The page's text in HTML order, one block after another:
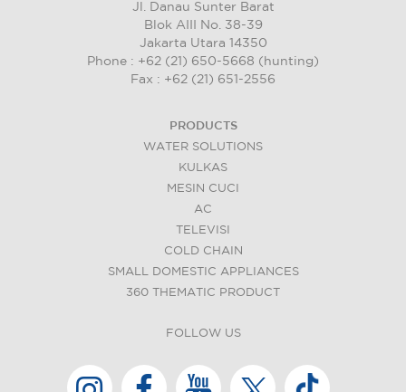
Jl. Danau Sunter Barat
Blok AIII No. 38-39
Jakarta Utara 14350
Phone : +62 (21) 650-5668 (hunting)
Fax : +62 (21) 651-2556
PRODUCTS
WATER SOLUTIONS
KULKAS
MESIN CUCI
AC
TELEVISI
COLD CHAIN
SMALL DOMESTIC APPLIANCES
360 THEMATIC PRODUCT
FOLLOW US